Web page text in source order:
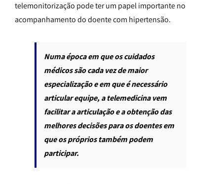
telemonitorização pode ter um papel importante no
acompanhamento do doente com hipertensão.
Numa época em que os cuidados
médicos são cada vez de maior
especialização e em que é necessário
articular equipe, a telemedicina vem
facilitar a articulação e a obtenção das
melhores decisões para os doentes em
que os próprios também podem
participar.